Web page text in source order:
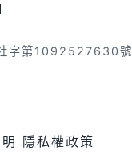
字第1092527630號
隱私權政策